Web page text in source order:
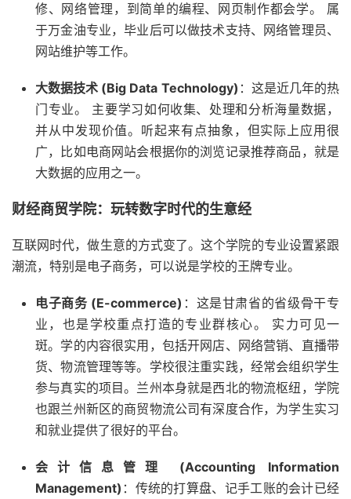
修、网络管理，到简单的编程、网页制作都会学。 属
于万金油专业，毕业后可以做技术支持、网络管理员、
网站维护等工作。
大数据技术 (Big Data Technology) ：这是近几年的热
门专业。 主要学习如何收集、处理和分析海量数据，
并从中发现价值。听起来有点抽象，但实际上应用很
广，比如电商网站会根据你的浏览记录推荐商品，就是
大数据的应用之一。
财经商贸学院：玩转数字时代的生意经
互联网时代，做生意的方式变了。这个学院的专业设置紧跟
潮流，特别是电子商务，可以说是学校的王牌专业。
电子商务 (E-commerce) ：这是甘肃省的省级骨干专
业，也是学校重点打造的专业群核心。 实力可见一
斑。学的内容很实用，包括开网店、网络营销、直播带
货、物流管理等等。学校很注重实践，经常会组织学生
参与真实的项目。兰州本身就是西北的物流枢纽，学院
也跟兰州新区的商贸物流公司有深度合作，为学生实习
和就业提供了很好的平台。
会计信息管理 (Accounting Information
Management) ：传统的打算盘、记手工账的会计已经